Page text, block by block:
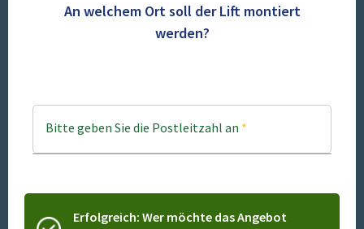
An welchem Ort soll der Lift montiert
werden?
Bitte geben Sie die Postleitzahl an *
Erfolgreich: Wer möchte das Angebot